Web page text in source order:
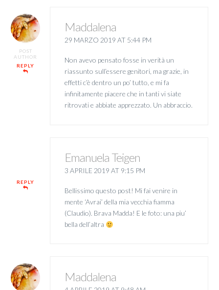
POST
AUTHOR
REPLY
Maddalena
29 MARZO 2019 AT 5:44 PM
Non avevo pensato fosse in verità un
riassunto sull’essere genitori, ma grazie, in
effetti c’è dentro un po’ tutto, e mi fa
infinitamente piacere che in tanti vi siate
ritrovati e abbiate apprezzato. Un abbraccio.
REPLY
Emanuela Teigen
3 APRILE 2019 AT 9:15 PM
Bellissimo questo post! Mi fai venire in
mente ‘Avrai’ della mia vecchia fiamma
(Claudio). Brava Madda! E le foto: una piu’
bella dell’altra
Maddalena